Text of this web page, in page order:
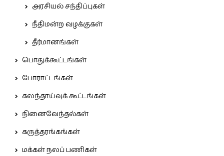
அரசியல் சந்திப்புகள்
நீதிமன்ற வழக்குகள்
தீர்மானங்கள்
பொதுக்கூட்டங்கள்
போராட்டங்கள்
கலந்தாய்வுக் கூட்டங்கள்
நினைவேந்தல்கள்
கருத்தரங்கங்கள்
மக்கள் நலப் பணிகள்